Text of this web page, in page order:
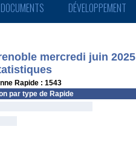
DOCUMENTS DÉVELOPPEMENT
mercredi juin 2025
Rapide : 1543
par type de Rapide